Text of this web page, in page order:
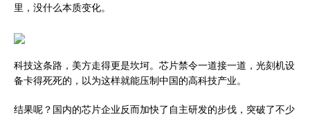
里，没什么本质变化。
科技这条路，美方走得更是坎坷。芯片禁令一道接一道，光刻机设
备卡得死死的，以为这样就能压制中国的高科技产业。
结果呢？国内的芯片企业反而加快了自主研发的步伐，突破了不少